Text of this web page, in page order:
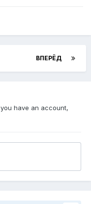
ВПЕРЁД
have an account,